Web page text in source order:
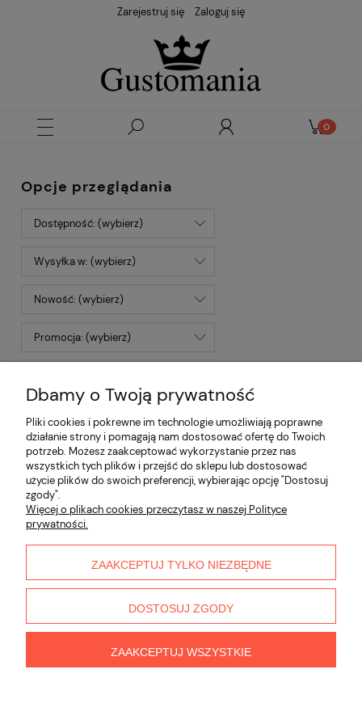
Zarejestruj się Zaloguj się
Opcje przeglądania
Dostępność: (wybierz)
Wysyłka w: (wybierz)
Nowość: (wybierz)
Promocja: (wybierz)
Nie znaleziono produktów spełniających podane
Informacje
Płatności i dostawa
O nas
Dbamy o Twoją prywatność
Pliki cookies i pokrewne im technologie umożliwiają poprawne
działanie strony i pomagają nam dostosować ofertę do Twoich
potrzeb. Możesz zaakceptować wykorzystanie przez nas
wszystkich tych plików i przejść do sklepu lub dostosować
użycie plików do swoich preferencji, wybierając opcję "Dostosuj
zgody".
Więcej o plikach cookies przeczytasz w naszej Polityce
prywatności.
ZAAKCEPTUJ TYLKO NIEZBĘDNE
DOSTOSUJ ZGODY
ZAAKCEPTUJ WSZYSTKIE